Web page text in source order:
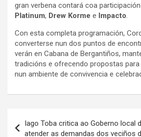
gran verbena contará coa
Platinum, Drew Korme e Impacto.
Con esta completa programación,
converterse nun dos puntos de
verán en Cabana de Bergantiños,
tradicións e ofrecendo propostas
nun ambiente de convivencia e
de
Iago Toba critica ao Goberno local
atender as demandas dos veciños